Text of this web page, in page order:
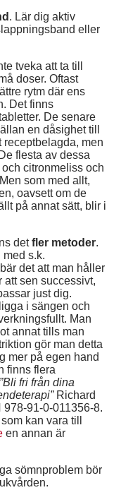
. Lär dig aktiv
eller
tveka att ta till
doser. Oftast
rytm där ens
Det finns
De senare
en dåsighet till
receptbelagda, men
flesta av dessa
citronmeliss och
som med allt,
oavsett om de
på annat sätt, blir i
detfler metoder.
med s.k.
det att man håller
att sen successivt,
just dig.
i sängen och
Man
annat tills man
gör man detta
mer på egen hand
finns flera
”Bli fri från dina
Richard
978-91-0-011356-8.
kan vara till
en annan är
sömnproblem bör